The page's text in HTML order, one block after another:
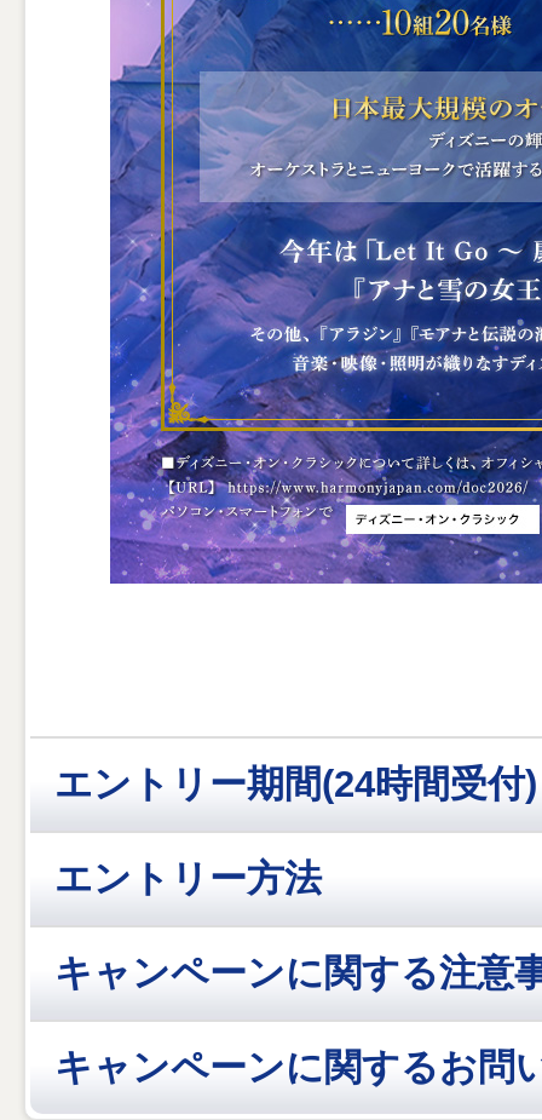
エントリー期間(24時間受付)
エントリー方法
キャンペーンに関する注意
キャンペーンに関するお問